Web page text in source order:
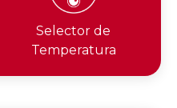
Selector de
Temperatura